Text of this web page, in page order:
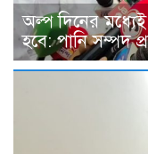
অল্প দিনের
হবে: পানি সম্পদ